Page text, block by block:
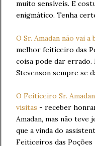
muito sensíveis. E
enigmático. Tenha
O Sr. Amadan não vai a
melhor feiticeiro das
coisa pode dar
Stevenson sempre se
O Feiticeiro Sr.
visitas - receber
Amadan, mas não teve
que a vinda do
Feiticeiros das Poções